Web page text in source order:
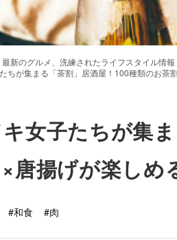
新のグルメ、洗練されたライフスタイル情報
ちが集まる「茶割」居酒屋！100種類のお茶
女子たちが集
唐揚げが楽しめ
#和食 #肉